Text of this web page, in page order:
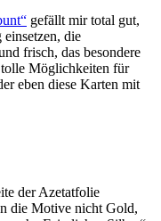
gefällt mir total gut,
einsetzen, die
frisch, das besondere
Möglichkeiten für
eben diese Karten mit
der Azetatfolie
die Motive nicht Gold,